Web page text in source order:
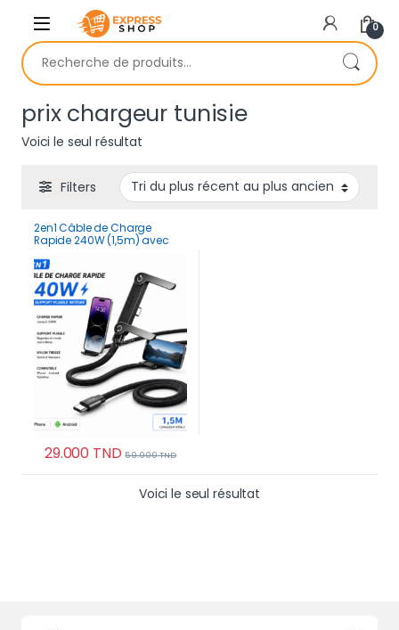
Skip to navigation
Skip to content
0
Recherche pour :
prix chargeur tunisie
Voici le seul résultat
Filters
2en1 Câble de Charge
Rapide 240W (1,5m) avec
Cordon Robuste pour
Smartphones et Tablettes
29.000 TND 59.000TND
Voici le seul résultat